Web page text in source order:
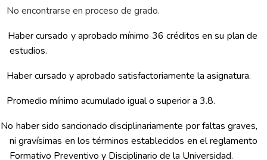
No encontrarse en proceso de grado.
Haber cursado y aprobado mínimo 36 créditos en su plan de
estudios.
Haber cursado y aprobado satisfactoriamente la asignatura.
Promedio mínimo acumulado igual o superior a 3.8.
No haber sido sancionado disciplinariamente por faltas graves,
ni gravísimas en los términos establecidos en el reglamento
Formativo Preventivo y Disciplinario de la Universidad.